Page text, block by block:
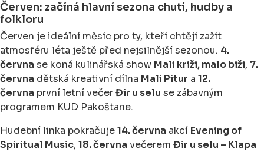
Červen: začíná hlavní sezona chutí, hudby a
folkloru
Červen je ideální měsíc pro ty, kteří chtějí zažít
atmosféru léta ještě před nejsilnější sezonou. 4.
června se koná kulinářská show Mali križi, malo biži, 7.
června dětská kreativní dílna Mali Pitur a 12.
června první letní večerĐir u selu se zábavným
programem KUD Pakoštane.
Hudební linka pokračuje14. června akcí Evening of
Spiritual Music, 18. června večerem Đir u selu – Klapa